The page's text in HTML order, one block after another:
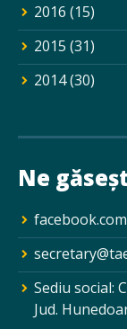
2016 (15)
2015 (31)
2014(30)
Ne
Sediu social:
Jud.